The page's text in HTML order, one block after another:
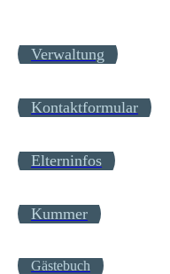
Verwaltung
Kontaktformular
Elterninfos
Kummer
Gästebuch